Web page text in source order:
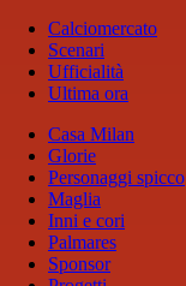
Calciomercato
Scenari
Ufficialità
Ultima ora
Casa Milan
Glorie
Personaggi spicco
Maglia
Inni e cori
Palmares
Sponsor